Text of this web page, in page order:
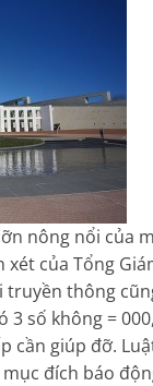
nông nổi của
của Tổng
thông
3 số không =
cần giúp đỡ.
đích báo